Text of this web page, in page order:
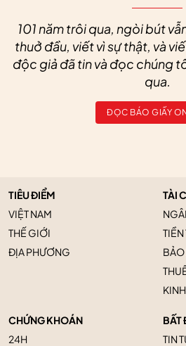
101 năm trôi qua, ngòi bút
thuở đầu, viết vì sự thật, và
độc giả đã tin và đọc chúng
qua.
ĐỌC BÁO GIẤY
TIÊU ĐIỂM
VIỆT NAM
THẾ GIỚI
ĐỊA PHƯƠNG
TÀI
TIỀN
BẢO
CHỨNG KHOÁN
24H
BẤT
TIN